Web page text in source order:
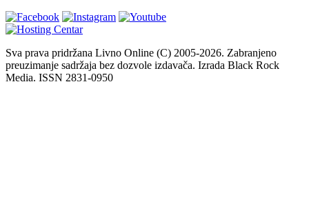
Sva prava pridržana Livno Online (C) 2005-2026. Zabranjeno
preuzimanje sadržaja bez dozvole izdavača. Izrada Black Rock
Media. ISSN 2831-0950